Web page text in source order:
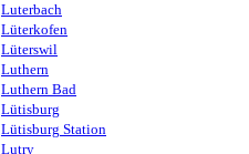
Luterbach
Lüterkofen
Lüterswil
Luthern
Luthern Bad
Lütisburg
Lütisburg Station
Lutry